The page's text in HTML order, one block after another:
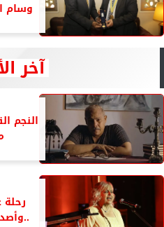
وسام
آخر
النجم
رحلة